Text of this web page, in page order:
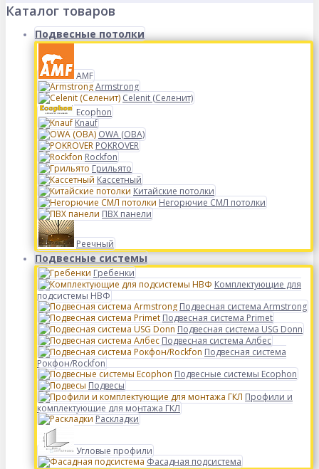
Каталог товаров
Подвесные потолки
AMF
Armstrong
Celenit (Селенит)
Ecophon
Knauf
OWA (ОВА)
POKROVER
Rockfon
Грильято
Кассетный
Китайские потолки
Негорючие СМЛ потолки
ПВХ панели
Реечный
Подвесные системы
Гребенки
Комплектующие для
подсистемы НВФ
Подвесная система Armstrong
Подвесная система Primet
Подвесная система USG Donn
Подвесная система Албес
Подвесная система
Рокфон/Rockfon
Подвесные системы Ecophon
Подвесы
Профили и
комплектующие для монтажа ГКЛ
Раскладки
Угловые профили
Фасадная подсистема